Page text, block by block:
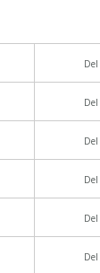
Del
Del
Del
Del
Del
Del